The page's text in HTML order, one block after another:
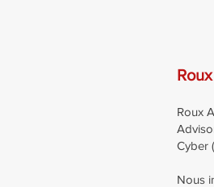
Roux
Cyber
Nous